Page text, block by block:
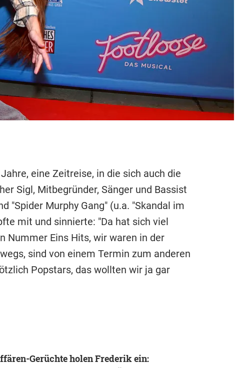
eine Zeitreise, in die sich auch die
Sigl, Mitbegründer, Sänger und Bassist
"Spider Murphy Gang" (u.a. "Skandal im
mit und sinnierte: "Da hat sich viel
Nummer Eins Hits, wir waren in der
sind von einem Termin zum anderen
Popstars, das wollten wir ja gar
Gerüchte holen Frederik ein: